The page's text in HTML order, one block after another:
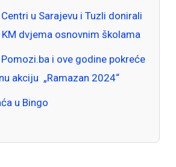
u Sarajevu i Tuzli donirali
dvjema osnovnim školama
i ove godine pokreće
akciju „Ramazan 2024“
u Bingo